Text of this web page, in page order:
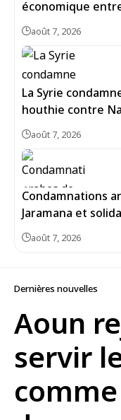
économique
août 7, 2026
La Syrie
houthie contre
août 7, 2026
Condamnations
Jaramana et
août 7, 2026
Dernières nouvelles
Aoun
servir